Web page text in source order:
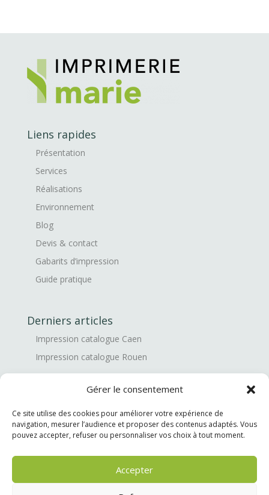
Gérer le consentement
Ce site utilise des cookies pour améliorer votre expérience de
navigation, mesurer l’audience et proposer des contenus adaptés. Vous
pouvez accepter, refuser ou personnaliser vos choix à tout moment.
Accepter
Liens rapides
Présentation
Services
Réalisations
Environnement
Blog
Devis & contact
Gabarits d’impression
Guide pratique
Derniers articles
Impression catalogue Caen
Impression catalogue Rouen
Mentions légales
Politique de confidentialité